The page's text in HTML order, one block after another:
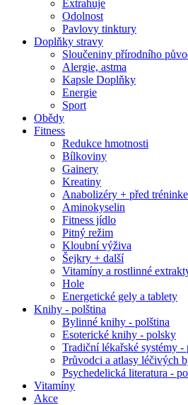
Extrahuje
Odolnost
Pavlovy tinktury
Doplňky stravy
Sloučeniny přírodního
Alergie, astma
Kapsle Doplňky
Energie
Sport
Obědy
Fitness
Redukce hmotnosti
Bílkoviny
Gainery
Kreatiny
Anabolizéry + před
Aminokyselin
Fitness jídlo
Pitný režim
Kloubní výživa
Šejkry + další
Vitamíny a rostlinné
Hole
Energetické gely a tablety
Knihy - polština
Bylinné knihy - polština
Esoterické knihy - polsky
Tradiční lékařské systémy -
Průvodci a atlasy léčivých
Psychedelická literatura -
Vitamíny
Akce